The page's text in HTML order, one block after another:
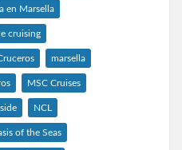
en Marsella
cruising
marsella
MSC Cruises
NCL
of the Seas